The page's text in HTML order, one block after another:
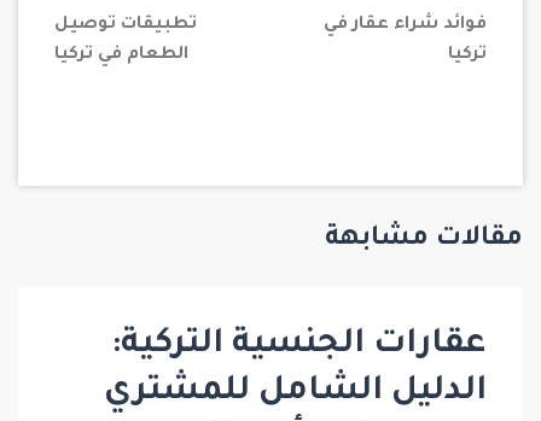
فوائد شراء عقار في
تركيا
تطبيقات توصيل
الطعام في تركيا
مقالات مشابهة
عقارات الجنسية التركية:
الدليل الشامل للمشتري